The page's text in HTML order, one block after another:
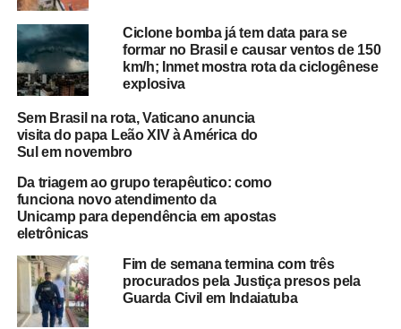
Ciclone bomba já tem data para se
formar no Brasil e causar ventos de 150
km/h; Inmet mostra rota da ciclogênese
explosiva
Sem Brasil na rota, Vaticano anuncia
visita do papa Leão XIV à América do
Sul em novembro
Da triagem ao grupo terapêutico: como
funciona novo atendimento da
Unicamp para dependência em apostas
eletrônicas
Fim de semana termina com três
procurados pela Justiça presos pela
Guarda Civil em Indaiatuba